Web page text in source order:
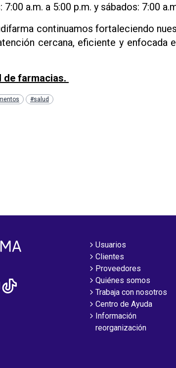
a.m. a 5:00 p.m. y sábados: 7:00
continuamos fortaleciendo
cercana, eficiente y enfocada
de farmacias.
#salud
Usuarios
Clientes
Proveedores
Quiénes somos
Trabaja con nosotros
Centro de Ayuda
Información
reorganización